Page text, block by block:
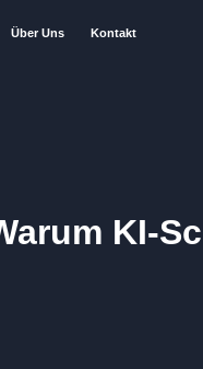
Über Uns Kontakt
KI-